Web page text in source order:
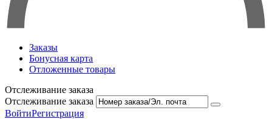
Заказы
Бонусная карта
Отложенные товары
Отслеживание заказа
Отслеживание заказа
ВойтиРегистрация